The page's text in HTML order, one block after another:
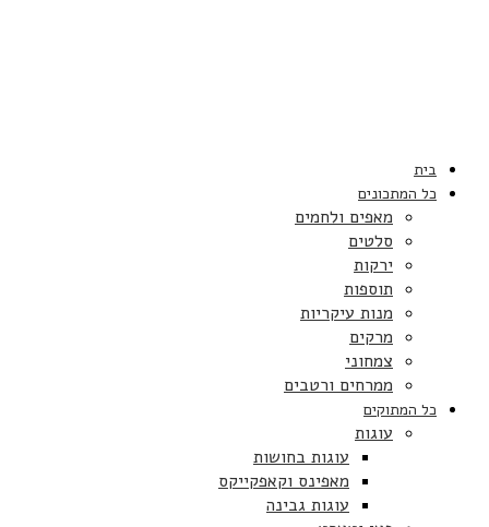
בית
כל המתכונים
מאפים ולחמים
סלטים
ירקות
תוספות
מנות עיקריות
מרקים
צמחוני
ממרחים ורטבים
כל המתוקים
עוגות
עוגות בחושות
מאפינס וקאפקייקס
עוגות גבינה